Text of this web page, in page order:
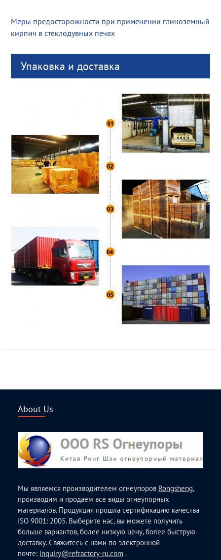
Меры предосторожности при применении глиноземный
кирпич в стеклодувных печах
Упаковка и доставка
About Us
Мы являемся производителем огнеупоров Rongsheng,
производим и продаем все виды огнеупорных
материалов. Продукция прошла сертификацию качества
ISO 9001: 2005. Выберите нас, вы можете получить
больше вариантов, более низкую цену, более быструю
доставку. Свяжитесь с нами по электронной
почте: inquiry@refractory-ru.com .